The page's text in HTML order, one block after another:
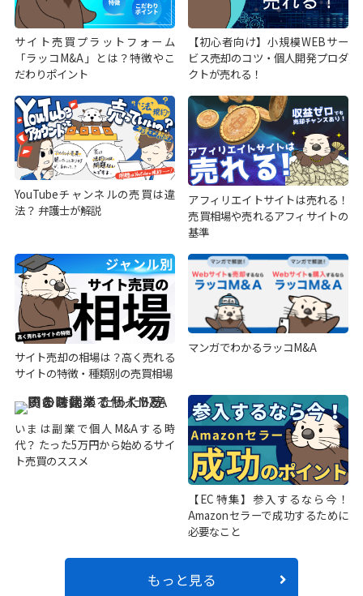
サイト売買プラットフォーム
「ラッコM&A」とは？特徴やこ
だわりポイント
【初心者向け】小規模WEBサー
ビス売却のコツ・個人開発プロダ
クトが売れる！
YouTubeチャンネルの売買は違
法？ 弁護士が解説
アフィリエイトサイトは売れる！
売買相場や売れるアフィサイトの
基準
サイト売却の相場は？高く売れる
サイトの特徴・種類別の売買相場
マンガでわかるラッコM&A
いまは副業で個人M&Aする時
代？ たった5万円から始めるサイ
ト売買のススメ
【EC特集】参入するなら今！
Amazonセラーで成功するために
必要なこと
もっと見る